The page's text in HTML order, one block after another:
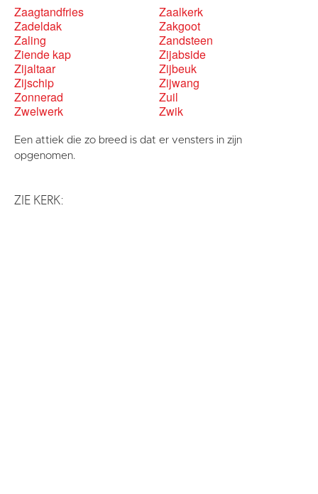
Zaagtandfries
Zaalkerk
Zadeldak
Zakgoot
Zaling
Zandsteen
Ziende kap
Zijabside
Zijaltaar
Zijbeuk
Zijschip
Zijwang
Zonnerad
Zuil
Zwelwerk
Zwik
Een attiek die zo breed is dat er vensters in zijn
opgenomen.
ZIE KERK: